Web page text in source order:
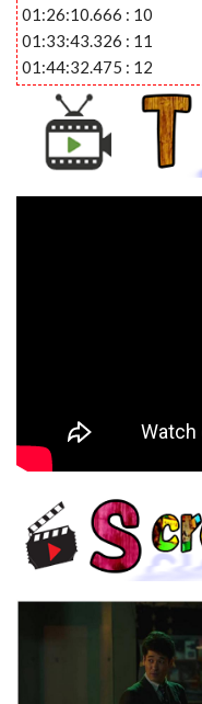
01:26:10.666 : 10
01:33:43.326 : 11
01:44:32.475 : 12